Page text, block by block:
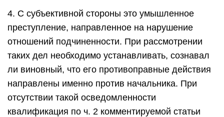
4. С субъективной стороны это умышленное
преступление, направленное на нарушение
отношений подчиненности. При рассмотрении
таких дел необходимо устанавливать, сознавал
ли виновный, что его противоправные действия
направлены именно против начальника. При
отсутствии такой осведомленности
квалификация по ч. 2 комментируемой статьи